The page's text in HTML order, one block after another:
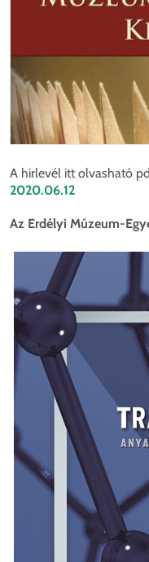
A hirlevél itt olvasható
2020.06.12
Az Erdélyi Múzeum-